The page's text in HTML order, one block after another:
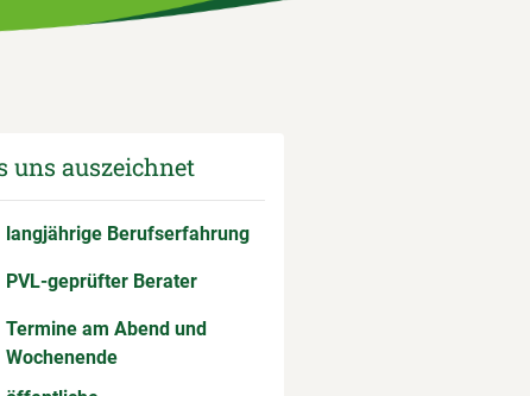
uns auszeichnet
langjährige Berufserfahrung
PVL-geprüfter Berater
Termine am Abend und
Wochenende